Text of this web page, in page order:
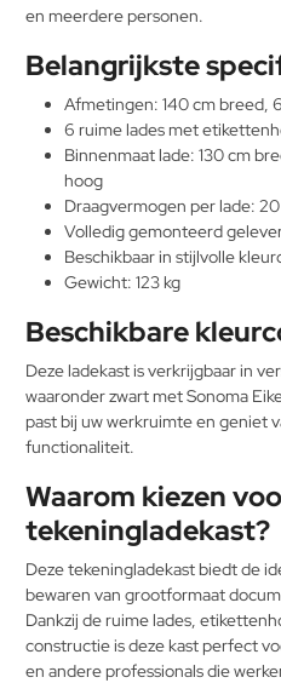
en meerdere personen.
Belangrijkste
Afmetingen: 140 cm breed,
6 ruime lades met
Binnenmaat lade: 130 cm
hoog
Draagvermogen per lade:
Volledig gemonteerd
Beschikbaar in stijlvolle
Gewicht: 123 kg
Beschikbare
Deze ladekast is verkrijgbaar in
waaronder zwart met Sonoma
past bij uw werkruimte en geniet
functionaliteit.
Waarom kiezen
tekeningladekast?
Deze tekeningladekast biedt de
bewaren van grootformaat
Dankzij de ruime lades,
constructie is deze kast perfect
en andere professionals die